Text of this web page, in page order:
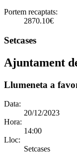
Portem recaptats:
2870.10€
Setcases
Ajuntament
Llumeneta a
Data:
20/12/2023
Hora:
14:00
Lloc:
Setcases